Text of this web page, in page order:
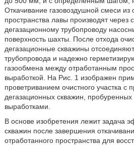
Откачивание газовоздушной смеси из
пространства лавы производят через
дегазационному трубопроводу
поверхность шахты. После отхода
дегазационные скважины
трубопровода и надежно
газообмена между отработанным
выработкой. На Рис. 1 изображен
проветриванием очистного участка с
дегазационных скважин,
выработками.
В основе изобретения лежит задача
скважин после завершения
отработанного пространства для